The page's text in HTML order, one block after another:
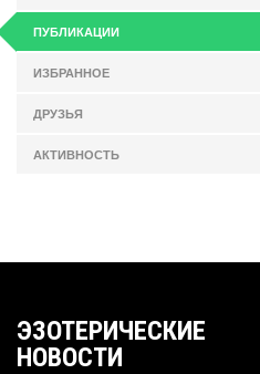
ПУБЛИКАЦИИ
ИЗБРАННОЕ
ДРУЗЬЯ
АКТИВНОСТЬ
ЭЗОТЕРИЧЕСКИЕ
НОВОСТИ